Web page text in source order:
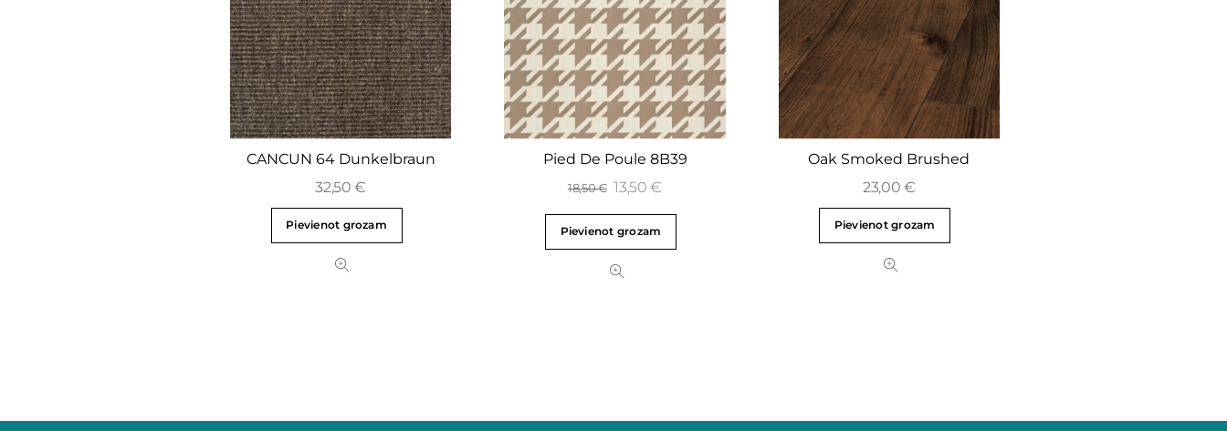
CANCUN 64 Dunkelbraun
32,50€
Pievienot grozam
Pied De Poule 8B39
18,50€ 13,50€
Pievienot grozam
Oak Smoked Brushed
23,00 €
Pievienot grozam